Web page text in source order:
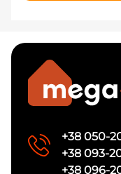
+38 050-
+38 093-
+38 096-